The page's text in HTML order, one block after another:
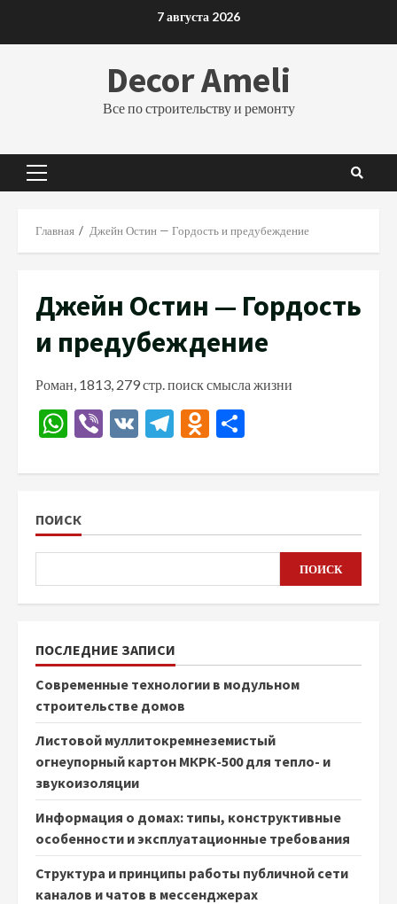
7 августа 2026
Decor Ameli
Все по строительству и ремонту
Основное
Главная Джейн Остин — Гордость и предубеждение
Джейн Остин — Гордость
и предубеждение
Роман, 1813, 279 стр. поиск смысла жизни
WhatsApp
Viber
VK Telegram
Odnoklassniki
ПОИСК
ПОИСК
ПОСЛЕДНИЕ ЗАПИСИ
Современные технологии в модульном
строительстве домов
Листовой муллитокремнеземистый
огнеупорный картон МКРК-500 для тепло- и
звукоизоляции
Информация о домах: типы, конструктивные
особенности и эксплуатационные требования
Структура и принципы работы публичной сети
каналов и чатов в мессенджерах